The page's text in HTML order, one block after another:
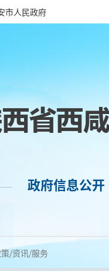
市人民政府
政府信息公开